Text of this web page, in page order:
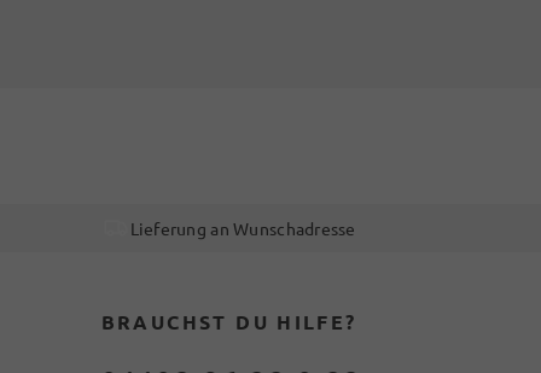
Lieferung an Wunschadresse
BRAUCHST DU HILFE?